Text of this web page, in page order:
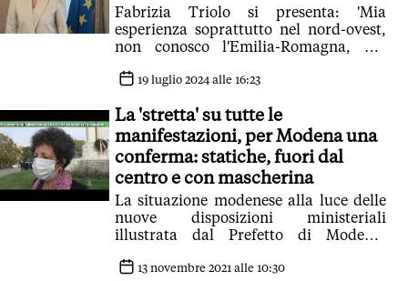
Fabrizia Triolo si presenta: 'Mia
esperienza soprattutto nel nord-ovest,
non conosco l'Emilia-Romagna, ma
ascolterò il territorio. Nei primi giorni
sicurezza e immigrazione molto
sentito. Da cittadina ho avuto qualche
difficoltà con il sistema di raccolta
rifiuti'. La scelta del predecessore di
diventare assessore? 'Esperienza
inedita, ma di Alessandra Camporota
ho sempre avuto grande stima'.
Martedì Triolo presiederà la prima
riunione del Comitato per l'ordine e la
sicurezza pubblica
19 luglio 2024 alle 16:23
La 'stretta' su tutte le
manifestazioni, per Modena una
conferma: statiche, fuori dal
centro e con mascherina
La situazione modenese alla luce delle
nuove disposizioni ministeriali
illustrata dal Prefetto di Modena:
compatezza ed equilibrio'
13 novembre 2021 alle 10:30